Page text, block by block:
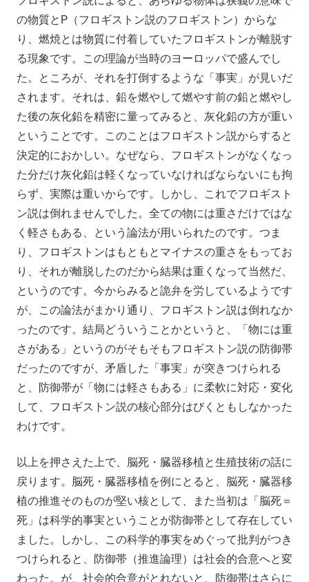
の物質とP（フロギストン説のフロギストン）からな
り、燃焼とは物質に付着していたフロギストンが離脱す
る現象です。この理論が当時のヨーロッパで盛んでし
た。ところが、それを打倒するような「事実」が見いだ
されます。それは、鉛を燃やして燃やす前の鉛と燃やし
た後の灰化鉛を精密に量ってみると、灰化鉛の方が重い
ということです。このことはフロギストン説からすると
決定的におかしい。なぜなら、フロギストンがなくなっ
た分だけ灰化鉛は軽くなっていなければならないにも拘
らず、実際は重いからです。しかし、これでフロギスト
ン説は倒れませんでした。全ての物には重さだけではな
く軽さもある、という論法が用いられたのです。つま
り、フロギストンはもともとマイナスの重さをもってお
り、それが離脱したのだから結果は重くなって当然だ、
というのです。今からみると詭弁を労しているようです
が、この論法がまかり通り、フロギストン説は倒れなか
ったのです。結局どういうことかというと、「物には重
さがある」というのがそもそもフロギストン説の防御帯
だったのですが、矛盾した「事実」が突きつけられる
と、防御帯が「物には軽さもある」に柔軟に対応・変化
して、フロギストン説の核心部分はびくともしなかった
わけです。
以上を押さえた上で、脳死・臓器移植と生殖技術の話に
戻ります。脳死・臓器移植を例にとると、脳死・臓器移
植の推進そのものが堅い核として、また当初は「脳死＝
死」は科学的事実ということが防御帯として存在してい
ました。しかし、この科学的事実をめぐって批判がつき
つけられると、防御帯（推進論理）は社会的合意へと変
わった。が、社会的合意がとれないと、防御帯はさらに